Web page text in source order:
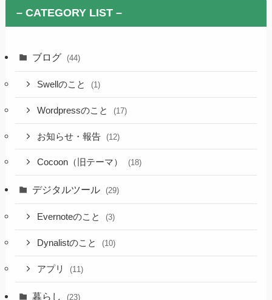
– CATEGORY LIST –
ブログ (44)
Swellのこと (1)
Wordpressのこと (17)
お知らせ・報告 (12)
Cocoon（旧テーマ） (18)
デジタルツール (29)
Evernoteのこと (3)
Dynalistのこと (10)
アプリ (11)
暮らし (23)